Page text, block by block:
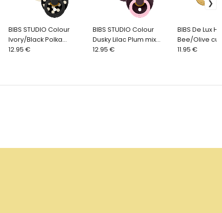
BIBS STUDIO Colour
Ivory/Black Polka
cumlíky z prírodného
12.95 €
BIBS STUDIO Colour
Dusky Lilac Plum mix
Fusion cumlík z
12.95 €
BIBS De Lux
Bee/Olive
silikónu 2ks,
11.95 €